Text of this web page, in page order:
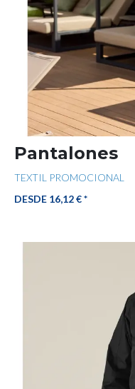
Pantalones
TEXTIL PROMOCIONAL
DESDE 16,12 € *